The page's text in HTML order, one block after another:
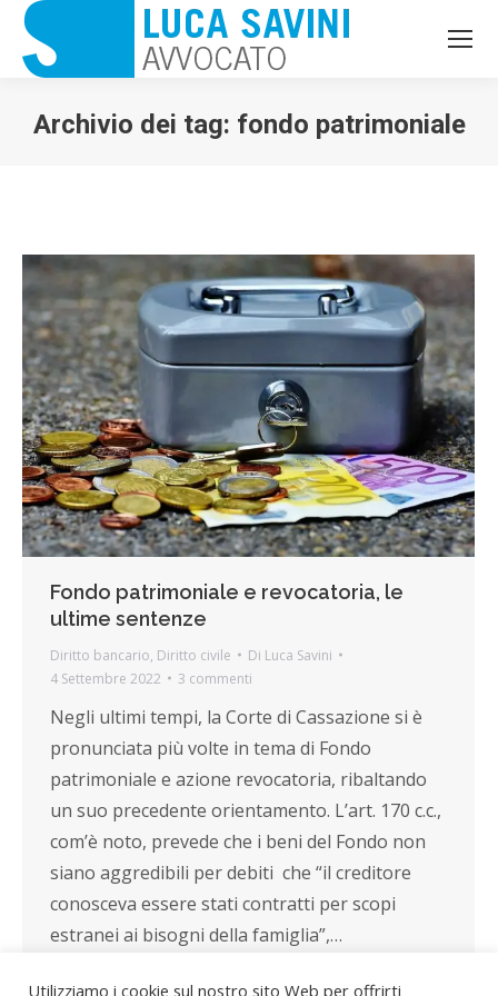
Archivio dei tag: fondo patrimoniale
Fondo patrimoniale e revocatoria, le
ultime sentenze
Diritto bancario, Diritto civile Di Luca Savini
4 Settembre 2022
3 commenti
Negli ultimi tempi, la Corte di Cassazione si è
pronunciata più volte in tema di Fondo
patrimoniale e azione revocatoria, ribaltando
un suo precedente orientamento. L’art. 170 c.c.,
com’è noto, prevede che i beni del Fondo non
siano aggredibili per debiti che “il creditore
conosceva essere stati contratti per scopi
estranei ai bisogni della famiglia”,…
Utilizziamo i cookie sul nostro sito Web per offrirti